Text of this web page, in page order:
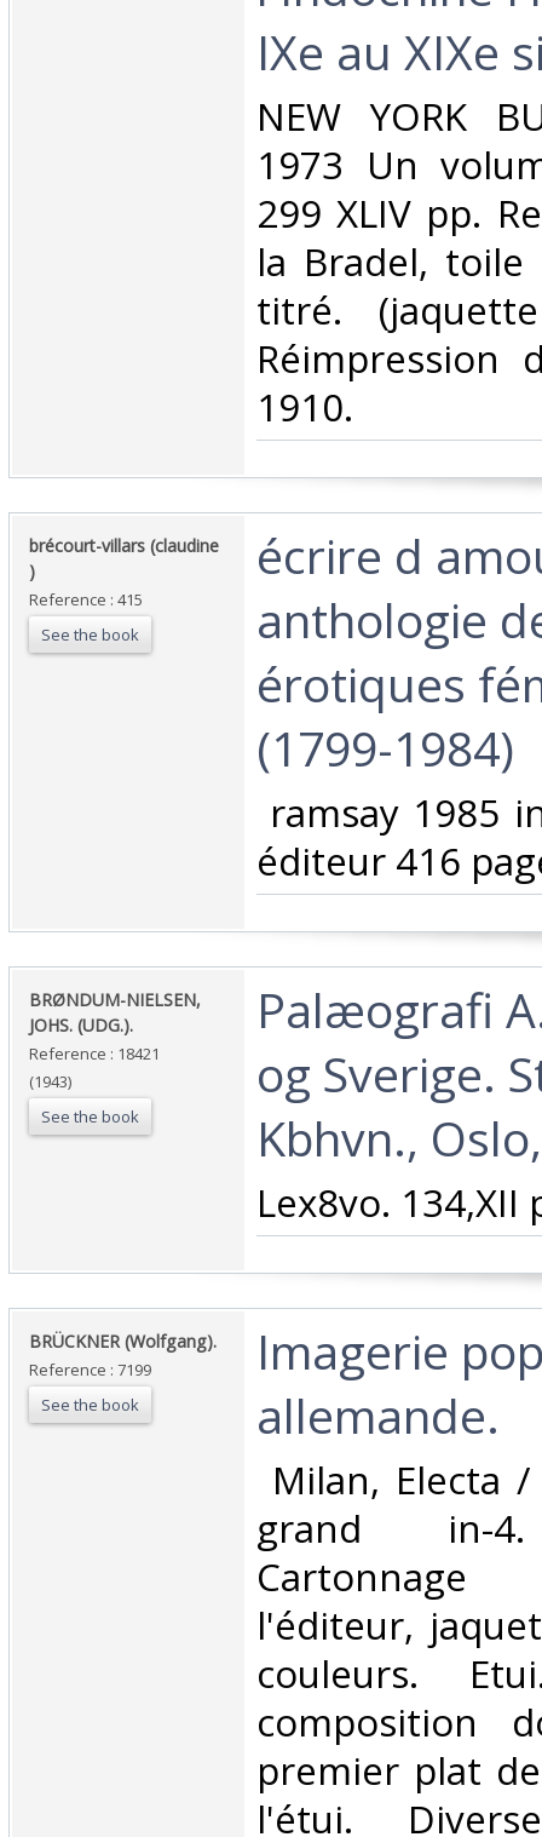
IXe au XIXe
‎NEW YORK
1973 Un
299 XLIV pp.
la Bradel, toile
titré.
Réimpression
1910. ‎
‎brécourt-villars (claudine
)‎
Reference : 415
See the book
‎écrire d
anthologie
érotiques
(1799-1984)‎
ramsay 1985
éditeur 416
‎BRØNDUM-NIELSEN,
JOHS. (UDG.).‎
Reference : 18421
(1943)
See the book
‎Palæografi
og Sverige.
Kbhvn.,
‎Lex8vo. 134,XII
‎BRÜCKNER (Wolfgang).‎
Reference : 7199
See the book
‎Imagerie
allemande. ‎
Milan, Electa
grand in-4.
l'éditeur,
couleurs.
composition
premier plat
l'étui.